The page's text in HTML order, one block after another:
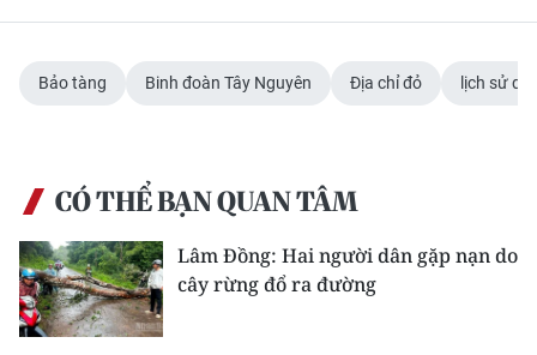
Bảo tàng Binh đoàn Tây Nguyên Địa chỉ đỏ lịch sử
CÓ THỂ BẠN QUAN TÂM
Lâm Đồng: Hai người dân gặp nạn do
cây rừng đổ ra đường